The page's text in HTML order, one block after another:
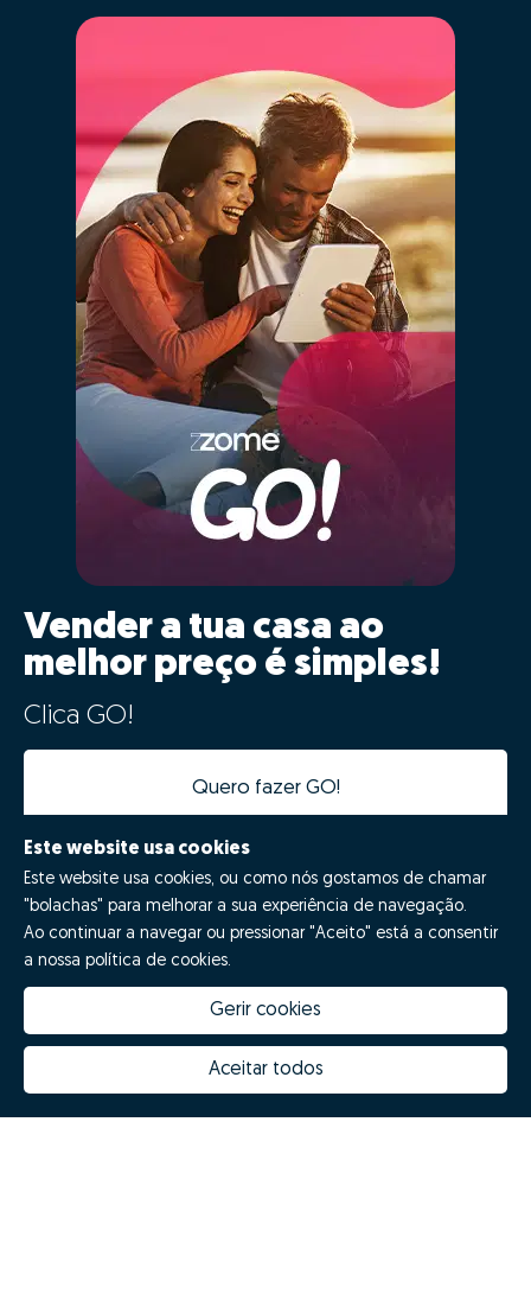
Vender a tua casa ao
melhor preço é simples!
Clica GO!
Quero fazer GO!
Porquê escolher a Zome
Prémios
Inovação Zome
Hubs Zome
Contactos
Este website usa cookies
Este website usa cookies, ou como nós gostamos de chamar
"bolachas" para melhorar a sua experiência de navegação.
Ao continuar a navegar ou pressionar "Aceito" está a consentir
a nossa política de cookies.
Gerir cookies
Aceitar todos